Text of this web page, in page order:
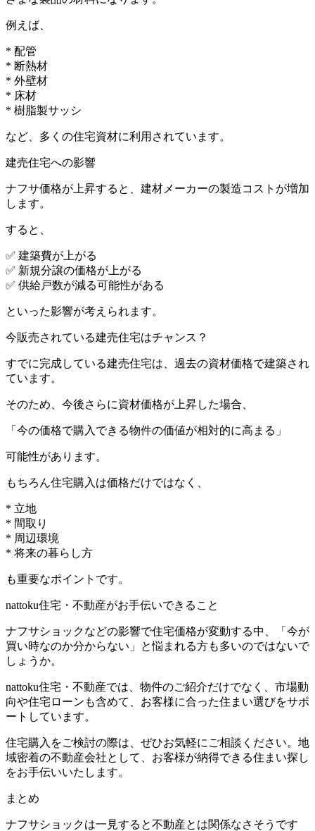
例えば、
* 配管
* 断熱材
* 外壁材
* 床材
* 樹脂製サッシ
など、多くの住宅資材に利用されています。
建売住宅への影響
ナフサ価格が上昇すると、建材メーカーの製造コストが増加
します。
すると、
✅ 建築費が上がる
✅ 新規分譲の価格が上がる
✅ 供給戸数が減る可能性がある
といった影響が考えられます。
今販売されている建売住宅はチャンス？
すでに完成している建売住宅は、過去の資材価格で建築され
ています。
そのため、今後さらに資材価格が上昇した場合、
「今の価格で購入できる物件の価値が相対的に高まる」
可能性があります。
もちろん住宅購入は価格だけではなく、
* 立地
* 間取り
* 周辺環境
* 将来の暮らし方
も重要なポイントです。
nattoku住宅・不動産がお手伝いできること
ナフサショックなどの影響で住宅価格が変動する中、「今が
買い時なのか分からない」と悩まれる方も多いのではないで
しょうか。
nattoku住宅・不動産では、物件のご紹介だけでなく、市場動
向や住宅ローンも含めて、お客様に合った住まい選びをサポ
ートしています。
住宅購入をご検討の際は、ぜひお気軽にご相談ください。地
域密着の不動産会社として、お客様が納得できる住まい探し
をお手伝いいたします。
まとめ
ナフサショックは一見すると不動産とは関係なさそうです